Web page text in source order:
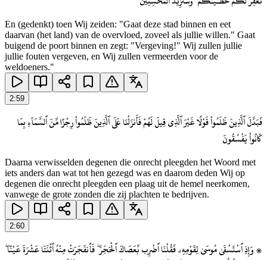
En (gedenkt) toen Wij zeiden: "Gaat deze stad binnen en eet
daarvan (het land) van de overvloed, zoveel als jullie willen." Gaat
buigend de poort binnen en zegt: "Vergeving!" Wij zullen jullie
jullie fouten vergeven, en Wij zullen vermeerden voor de
weldoeners."
2:59
فَبَدَّلَ ٱلَّذِينَ ظَلَمُوا۟ قَوْلًا غَيْرَ ٱلَّذِى قِيلَ لَهُمْ فَأَنزَلْنَا عَلَى ٱلَّذِينَ ظَلَمُوا۟ رِجْزًا مِّنَ ٱلسَّمَآءِ بِمَا
كَانُوا۟ يَفْسُقُونَ
Daarna verwisselden degenen die onrecht pleegden het Woord met
iets anders dan wat tot hen gezegd was en daarom deden Wij op
degenen die onrecht pleegden een plaag uit de hemel neerkomen,
vanwege de grote zonden die zij plachten te bedrijven.
2:60
۞ وَإِذِ ٱسْتَسْقَىٰ مُوسَىٰ لِقَوْمِهِۦ فَقُلْنَا ٱضْرِب بِّعَصَاكَ ٱلْحَجَرَ ۖ فَٱنفَجَرَتْ مِنْهُ ٱثْنَتَا عَشْرَةَ عَيْنًا ۖ